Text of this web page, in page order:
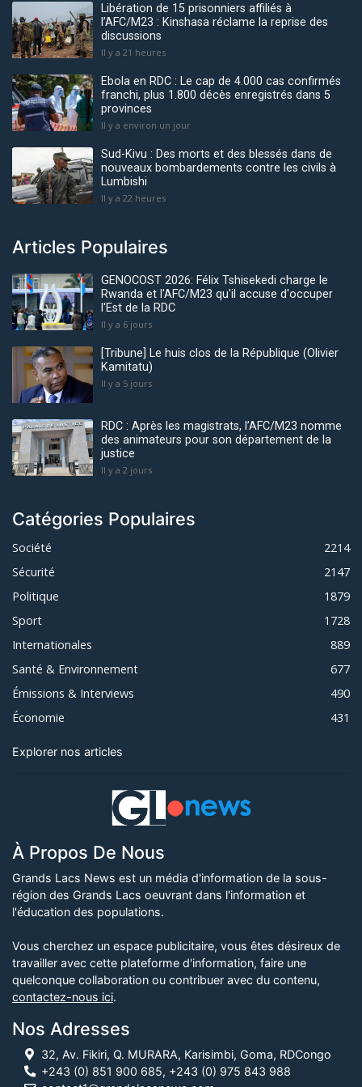
Libération de 15 prisonniers affiliés à
l’AFC/M23 : Kinshasa réclame la reprise des
discussions
Il y a 21 heures
Ebola en RDC : Le cap de 4.000 cas confirmés
franchi, plus 1.800 décès enregistrés dans 5
provinces
Il y a environ un jour
Sud-Kivu : Des morts et des blessés dans de
nouveaux bombardements contre les civils à
Lumbishi
Il y a 22 heures
Articles Populaires
GENOCOST 2026: Félix Tshisekedi charge le
Rwanda et l'AFC/M23 qu'il accuse d'occuper
l'Est de la RDC
Il y a 6 jours
[Tribune] Le huis clos de la République (Olivier
Kamitatu)
Il y a 5 jours
RDC : Après les magistrats, l’AFC/M23 nomme
des animateurs pour son département de la
justice
Il y a 2 jours
Catégories Populaires
Société
2214
Sécurité
2147
Politique
1879
Sport
1728
Internationales
889
Santé & Environnement
677
Émissions & Interviews
490
Économie
431
Explorer nos articles
À Propos De Nous
Grands Lacs News est un média d'information de la sous-
région des Grands Lacs oeuvrant dans l'information et
l'éducation des populations.
Vous cherchez un espace publicitaire, vous êtes désireux de
travailler avec cette plateforme d'information, faire une
quelconque collaboration ou contribuer avec du contenu,
contactez-nous ici.
Nos Adresses
32, Av. Fikiri, Q. MURARA, Karisimbi, Goma, RDCongo
+243 (0) 851 900 685, +243 (0) 975 843 988